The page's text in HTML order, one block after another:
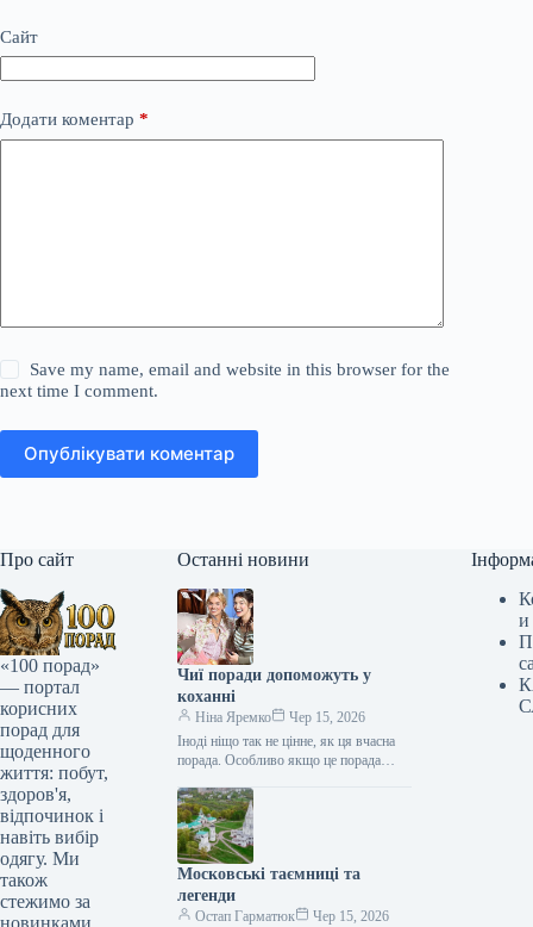
Сайт
Додати коментар *
Save my name, email and website in this browser for the
next time I comment.
Опублікувати коментар
Про сайт
«100 порад»
— портал
корисних
порад для
щоденного
життя: побут,
здоров'я,
відпочинок і
навіть вибір
одягу. Ми
також
стежимо за
новинками
Останні новини
Чиї поради допоможуть у
коханні
Ніна Яремко
Чер 15, 2026
Іноді ніщо так не цінне, як ця вчасна
порада. Особливо якщо це порада
косметолога, тренера, стиліста…
Московські таємниці та
легенди
Остап Гарматюк Чер 15, 2026
и